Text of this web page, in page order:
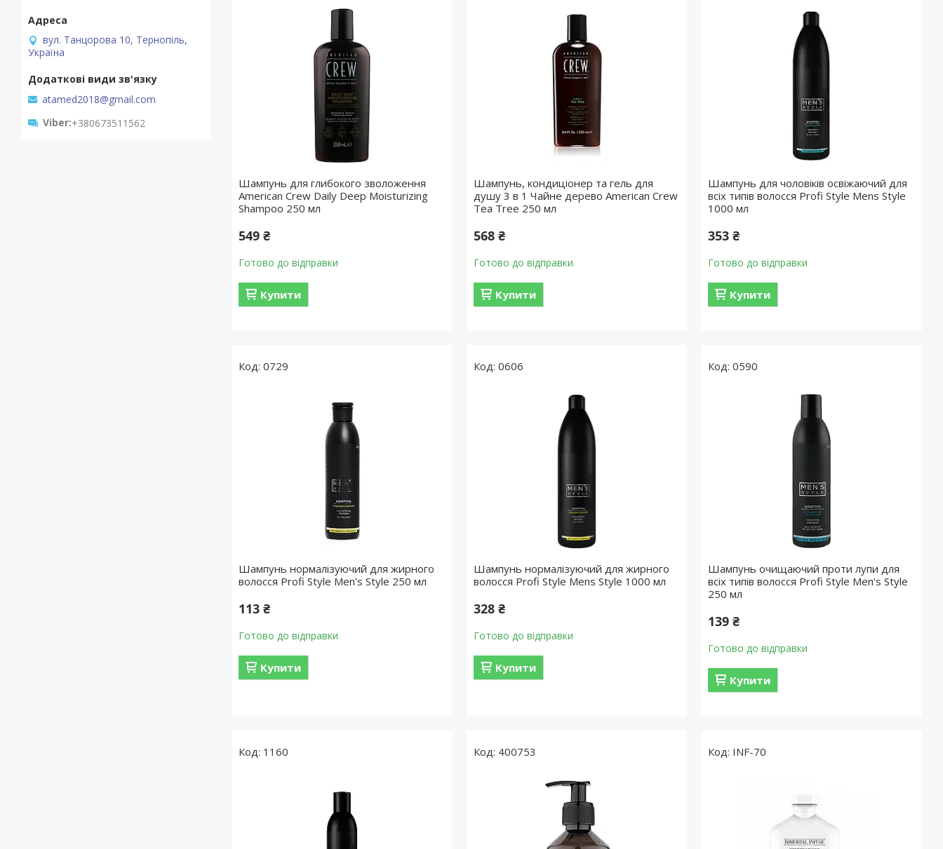
Шампунь для глибокого зволоження
American Crew Daily Deep Moisturizing
Shampoo 250 мл
549 ₴
Готово до відправки
Купити
Шампунь, кондиціонер та гель для
душу 3 в 1 Чайне дерево American Crew
Tea Tree 250 мл
568 ₴
Готово до відправки
Купити
Шампунь для чоловіків освіжаючий для
всіх типів волосся Profi Style Mens Style
1000 мл
353 ₴
Готово до відправки
Купити
0729
Шампунь нормалізуючий для жирного
волосся Profi Style Men's Style 250 мл
113 ₴
Готово до відправки
Купити
0606
Шампунь нормалізуючий для жирного
волосся Profi Style Mens Style 1000 мл
328 ₴
Готово до відправки
Купити
0590
Шампунь очищаючий проти лупи для
всіх типів волосся Profi Style Men's Style
250 мл
139 ₴
Готово до відправки
Купити
1160 400753 INF-70
вул. Танцорова 10, Тернопіль,
Україна
atamed2018@gmail.com
Viber +380673511562